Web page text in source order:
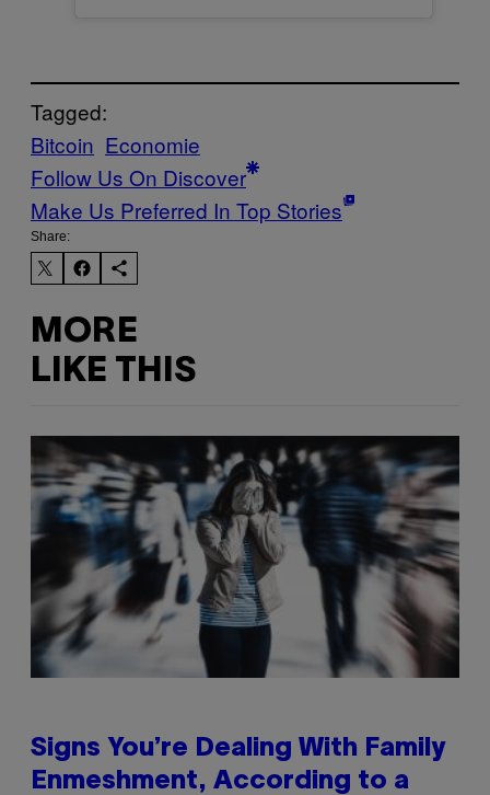
Tagged:
Bitcoin Economie
Follow Us On Discover
Make Us Preferred In Top Stories
Share:
MORE
LIKE THIS
Signs You’re Dealing With Family
Enmeshment, According to a